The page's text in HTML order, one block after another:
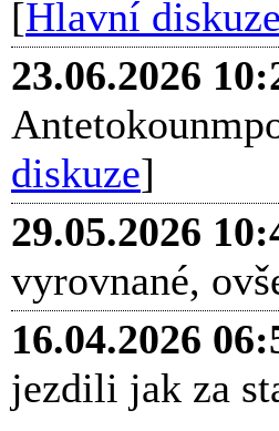
[Hlavní diskuze
23.06.2026
diskuze]
29.05.2026
vyrovnané,
16.04.2026
jezdili jak za